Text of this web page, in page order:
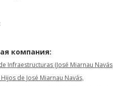
компания:
Infraestructuras (José Miarnau Navás
de José Miarnau Navás,